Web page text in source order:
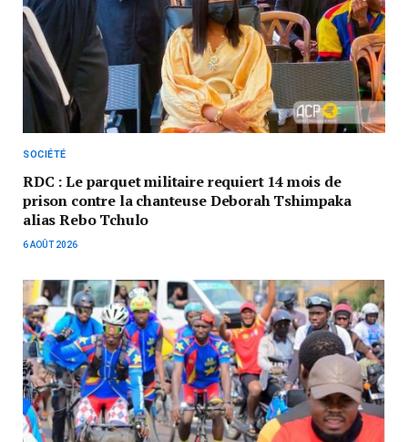
SOCIÉTÉ
RDC : Le parquet militaire requiert 14 mois de
prison contre la chanteuse Deborah Tshimpaka
alias Rebo Tchulo
6 AOÛT 2026